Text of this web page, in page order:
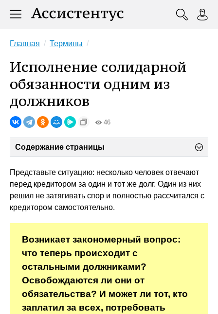
Главная Термины
Исполнение солидарной
обязанности одним из
должников
46
Содержание страницы
Представьте ситуацию: несколько человек отвечают
перед кредитором за один и тот же долг. Один из них
решил не затягивать спор и полностью рассчитался с
кредитором самостоятельно.
Возникает закономерный вопрос:
что теперь происходит с
остальными должниками?
Освобождаются ли они от
обязательства? И может ли тот, кто
заплатил за всех, потребовать